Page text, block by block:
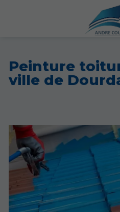
Peinture
ville de